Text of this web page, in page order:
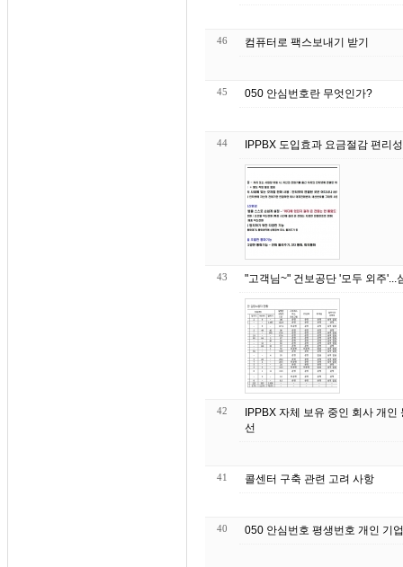
46 컴퓨터로 팩스보내기 받기
45 050 안심번호란 무엇인가?
44 IPPBX 도입효과 요금절감 편리성
43
42
IPPBX 자체 보유 중인 회사 개인 등 요금절약 최대한 품질좋은 회선 연동 국내 유선 무
선
41 콜센터 구축 관련 고려 사항
40 050 안심번호 평생번호 개인 기